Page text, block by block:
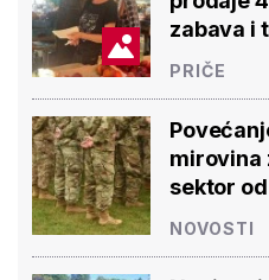
zabava i
PRIČE
mirovina
sektor
NOVOSTI